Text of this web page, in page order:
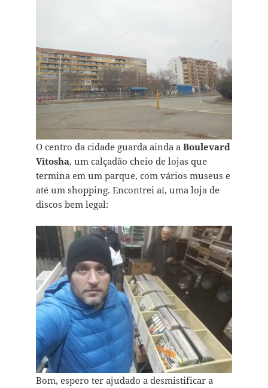
O centro da cidade guarda ainda aBoulevard
Vitosha, um calçadão cheio de lojas que
termina em um parque, com vários museus e
até um shopping. Encontrei aí, uma loja de
discos bem legal:
Bom, espero ter ajudado a desmistificar a